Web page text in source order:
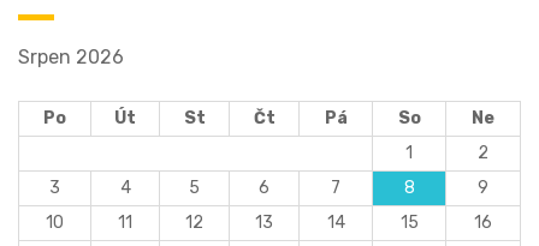
Srpen 2026
Po Út St Čt Pá So
Ne
1
2
3
4 5 6 7 8
9
10
11 12 13 14 15
16